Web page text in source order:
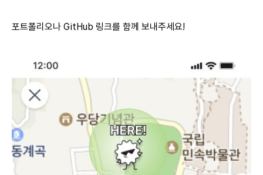
포트폴리오나 GitHub 링크를 함께 보내주세요!